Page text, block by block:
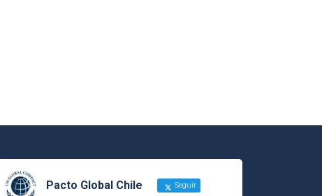
Pacto Global Chile Seguir